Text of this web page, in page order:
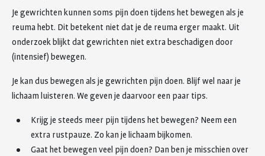
Je gewrichten kunnen soms pijn doen tijdens het bewegen als je
reuma hebt. Dit betekent niet dat je de reuma erger maakt. Uit
onderzoek blijkt dat gewrichten niet extra beschadigen door
(intensief) bewegen.
Je kan dus bewegen als je gewrichten pijn doen. Blijf wel naar je
lichaam luisteren. We geven je daarvoor een paar tips.
Krijg je steeds meer pijn tijdens het bewegen? Neem een
extra rustpauze. Zo kan je lichaam bijkomen.
Gaat het bewegen veel pijn doen? Dan ben je misschien over